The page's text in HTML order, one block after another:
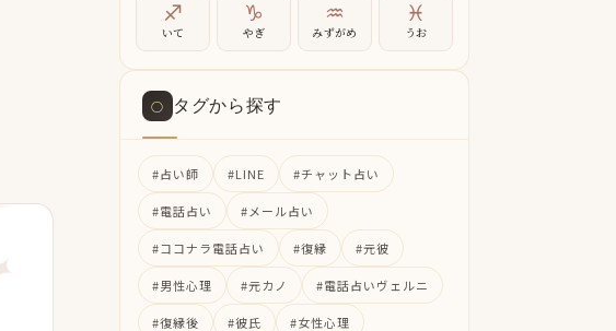
♐
いて
♑
やぎ
♒
みずがめ
♓
うお
○ タグから探す
#占い師 #LINE #チャット占い
#電話占い #メール占い
#ココナラ電話占い #復縁 #元彼
#男性心理 #元カノ #電話占いヴェルニ
#復縁後 #彼氏 #女性心理